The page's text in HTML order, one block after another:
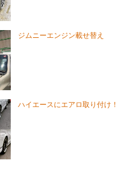
ジムニーエンジン載せ替え
ハイエースにエアロ取り付け！